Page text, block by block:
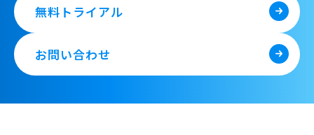
無料トライアル
お問い合わせ